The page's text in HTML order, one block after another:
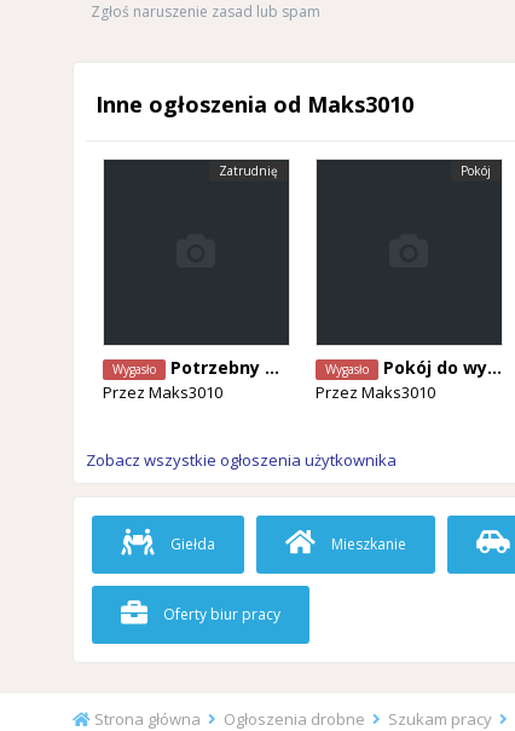
Zgłoś naruszenie zasad lub spam
Inne ogłoszenia od Maks3010
Zatrudnię
Wygasło Potrzebny malarz
Przez Maks3010
Pokój
Wygasło Pokój do wynajęcia Kortenberg
Przez Maks3010
Zobacz wszystkie ogłoszenia użytkownika
Giełda Mieszkanie
Oferty biur pracy
Strona główna Ogłoszenia drobne Szukam pracy